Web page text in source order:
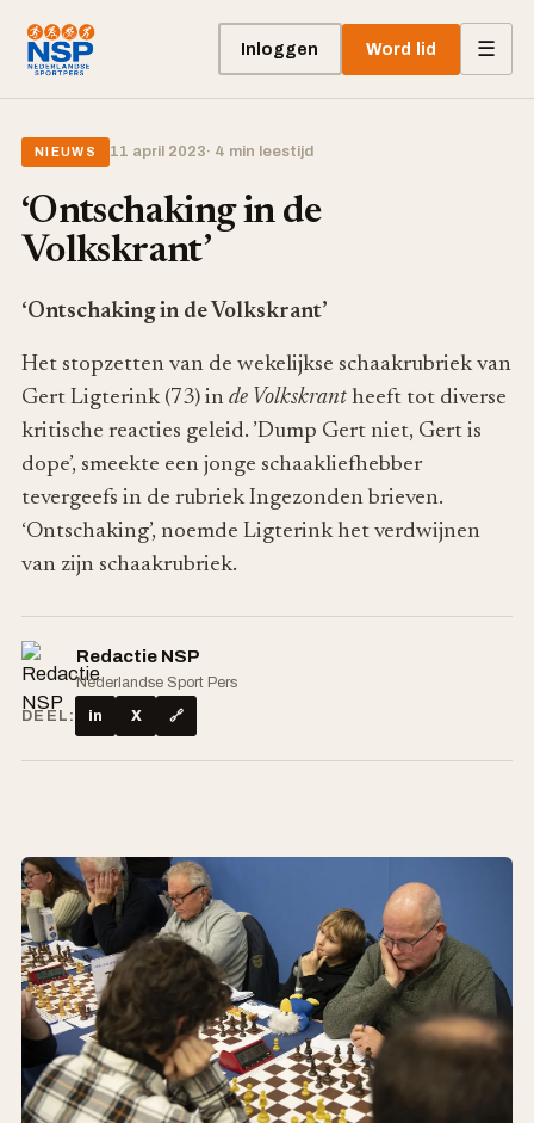
Inloggen Word lid ☰
NIEUWS 11 april 2023· 4 min leestijd
‘Ontschaking in de
Volkskrant’
‘Ontschaking in de Volkskrant’
Het stopzetten van de wekelijkse schaakrubriek van
Gert Ligterink (73) in de Volkskrant heeft tot diverse
kritische reacties geleid. ’Dump Gert niet, Gert is
dope’, smeekte een jonge schaakliefhebber
tevergeefs in de rubriek Ingezonden brieven.
‘Ontschaking’, noemde Ligterink het verdwijnen
van zijn schaakrubriek.
Redactie NSP
Nederlandse Sport Pers
DEEL:
in X 🔗